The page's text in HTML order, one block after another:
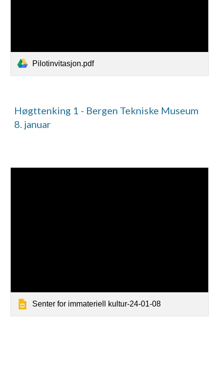
Pilotinvitasjon.pdf
Høgttenking 1 - Bergen Tekniske Museum
8. januar
Senter for immateriell kultur-24-01-08